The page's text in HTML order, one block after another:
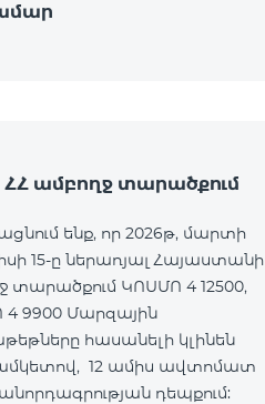
ամբողջ տարածքում
ենք, որ 2026թ, մարտի
15-ը ներառյալ Հայաստանի
ԿՈՍՄՈ 4 12500,
4 9900 Մարզային
հասանելի կլինեն
12 ամիս ավտոմատ
դեպքում: